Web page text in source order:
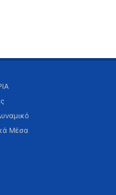
Μέσα